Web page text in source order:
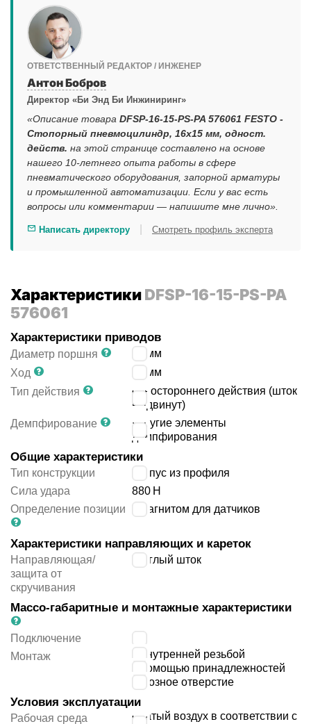
ОТВЕТСТВЕННЫЙ РЕДАКТОР / ИНЖЕНЕР
Антон Бобров
Директор «Би Энд Би Инжиниринг»
«Описание товара DFSP-16-15-PS-PA 576061 FESTO -
Стопорный пневмоцилиндр, 16x15 мм, одност.
действ. на этой странице составлено на основе
нашего 10-летнего опыта работы в сфере
пневматического оборудования, запорной арматуры
и промышленной автоматизации. Если у вас есть
вопросы или комментарии — напишите мне лично».
Написать директору Смотреть профиль эксперта
ХарактеристикиDFSP-16-15-PS-PA
576061
Характеристики приводов
Диаметр поршня
мм
Ход
мм
Тип действия
одностороннего действия (шток
выдвинут)
Демпфирование
упругие элементы
демпфирования
Общие характеристики
Тип конструкции
корпус из профиля
Сила удара
880 Н
Определение позиции
с магнитом для датчиков
Характеристики направляющих и кареток
Направляющая/
защита от
скручивания
круглый шток
Массо-габаритные и монтажные характеристики
Подключение
Монтаж
с внутренней резьбой
с помощью принадлежностей
сквозное отверстие
Условия эксплуатации
Рабочая среда сжатый воздух в соответствии с